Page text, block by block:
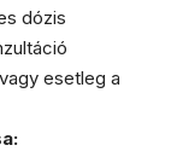
dózis
esetleg a